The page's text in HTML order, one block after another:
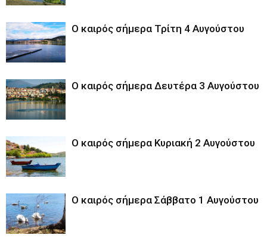
Ο καιρός σήμερα Τρίτη 4 Αυγούστου
Ο καιρός σήμερα Δευτέρα 3 Αυγούστου
Ο καιρός σήμερα Κυριακή 2 Αυγούστου
Ο καιρός σήμερα Σάββατο 1 Αυγούστου